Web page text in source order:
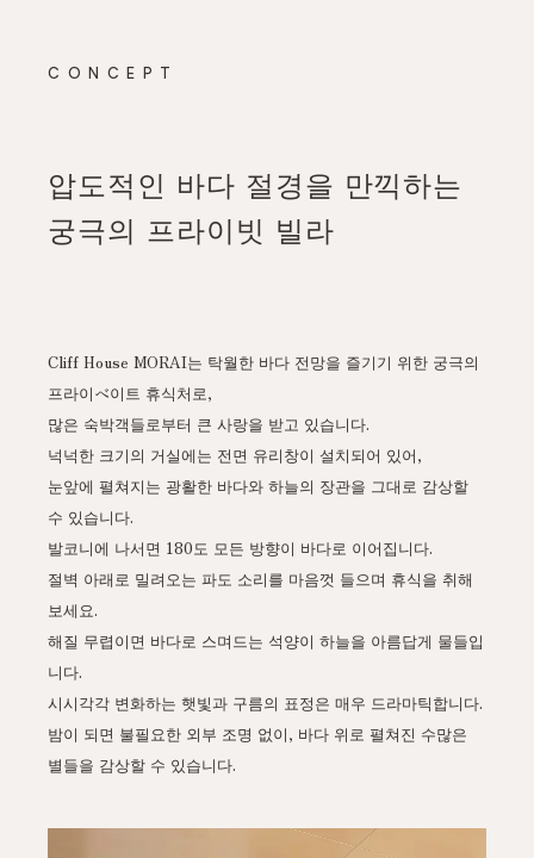
CONCEPT
압도적인 바다 절경을 만끽하는
궁극의 프라이빗 빌라
Cliff House MORAI는 탁월한 바다 전망을 즐기기 위한 궁극의
프라이ベ이트 휴식처로,
많은 숙박객들로부터 큰 사랑을 받고 있습니다.
넉넉한 크기의 거실에는 전면 유리창이 설치되어 있어,
눈앞에 펼쳐지는 광활한 바다와 하늘의 장관을 그대로 감상할
수 있습니다.
발코니에 나서면 180도 모든 방향이 바다로 이어집니다.
절벽 아래로 밀려오는 파도 소리를 마음껏 들으며 휴식을 취해
보세요.
해질 무렵이면 바다로 스며드는 석양이 하늘을 아름답게 물들입
니다.
시시각각 변화하는 햇빛과 구름의 표정은 매우 드라마틱합니다.
밤이 되면 불필요한 외부 조명 없이, 바다 위로 펼쳐진 수많은
별들을 감상할 수 있습니다.